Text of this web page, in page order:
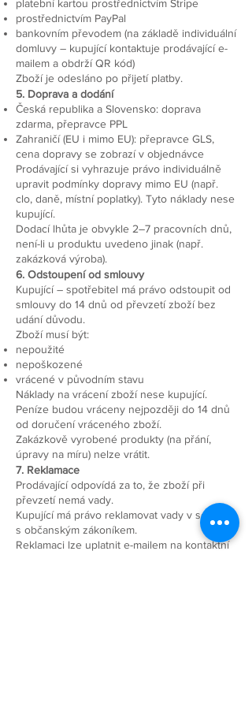
platební kartou prostřednictvím Stripe
prostřednictvím PayPal
bankovním převodem (na základě individuální
domluvy – kupující kontaktuje prodávající e-
mailem a obdrží QR kód)
Zboží je odesláno po přijetí platby.
5. Doprava a dodání
Česká republika a Slovensko: doprava
zdarma, přepravce PPL
Zahraničí (EU i mimo EU): přepravce GLS,
cena dopravy se zobrazí v objednávce
Prodávající si vyhrazuje právo individuálně
upravit podmínky dopravy mimo EU (např.
clo, daně, místní poplatky). Tyto náklady nese
kupující.
Dodací lhůta je obvykle 2–7 pracovních dnů,
není-li u produktu uvedeno jinak (např.
zakázková výroba).
6. Odstoupení od smlouvy
Kupující – spotřebitel má právo odstoupit od
smlouvy do 14 dnů od převzetí zboží bez
udání důvodu.
Zboží musí být:
nepoužité
nepoškozené
vrácené v původním stavu
Náklady na vrácení zboží nese kupující.
Peníze budou vráceny nejpozději do 14 dnů
od doručení vráceného zboží.
Zakázkově vyrobené produkty (na přání,
úpravy na míru) nelze vrátit.
7. Reklamace
Prodávající odpovídá za to, že zboží při
převzetí nemá vady.
Kupující má právo reklamovat vady v souladu
s občanským zákoníkem.
Reklamaci lze uplatnit e-mailem na kontaktní